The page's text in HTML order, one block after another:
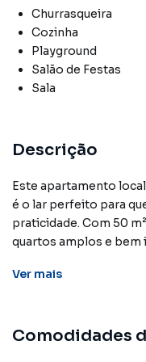
Churrasqueira
Cozinha
Playground
Salão de Festas
Sala
Descrição
Este apartamento
é o lar perfeito para
praticidade. Com 50
quartos amplos e bem
paredes. A área de
O condomínio oferece
Ver mais
Comodidades